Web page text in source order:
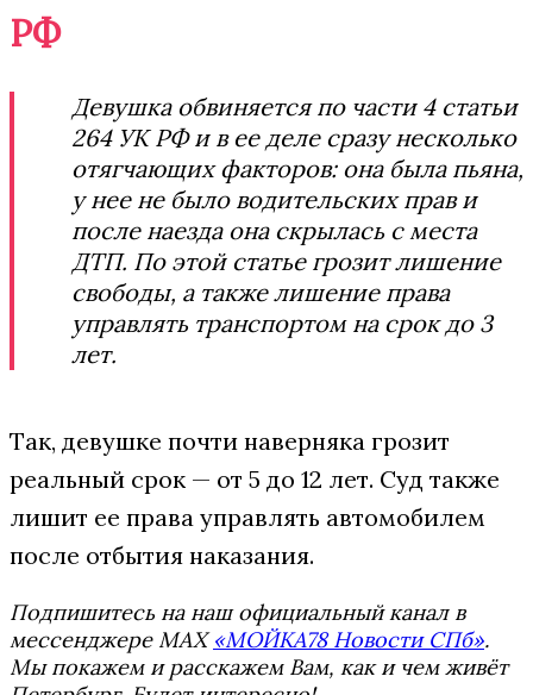
РФ
Девушка обвиняется по части 4 статьи
264 УК РФ и в ее деле сразу несколько
отягчающих факторов: она была пьяна,
у нее не было водительских прав и
после наезда она скрылась с места
ДТП. По этой статье грозит лишение
свободы, а также лишение права
управлять транспортом на срок до 3
лет.
Так, девушке почти наверняка грозит
реальный срок — от 5 до 12 лет. Суд также
лишит ее права управлять автомобилем
после отбытия наказания.
Подпишитесь на наш официальный канал в
мессенджере MAX«МОЙКА78 Новости СПб».
Мы покажем и расскажем Вам, как и чем живёт